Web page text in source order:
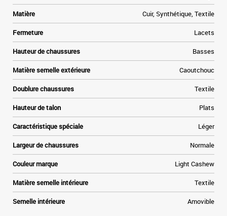
Matière Cuir, Synthétique, Textile
Fermeture Lacets
Hauteur de chaussures Basses
Matière semelle extérieure Caoutchouc
Doublure chaussures Textile
Hauteur de talon Plats
Caractéristique spéciale Léger
Largeur de chaussures Normale
Couleur marque Light Cashew
Matière semelle intérieure Textile
Semelle intérieure Amovible